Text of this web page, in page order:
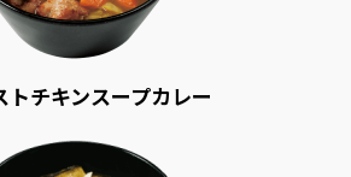
トチキンスープカレー